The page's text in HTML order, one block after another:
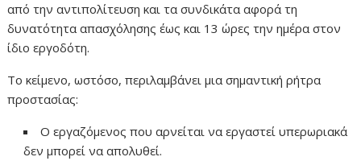
από την αντιπολίτευση και τα συνδικάτα αφορά τη
δυνατότητα απασχόλησης έως και 13 ώρες την ημέρα στον
ίδιο εργοδότη.
Το κείμενο, ωστόσο, περιλαμβάνει μια σημαντική ρήτρα
προστασίας:
Ο εργαζόμενος που αρνείται να εργαστεί υπερωριακά
δεν μπορεί να απολυθεί.